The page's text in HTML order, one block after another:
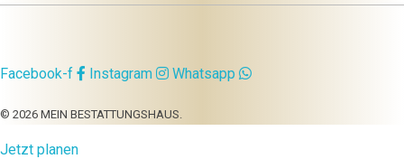
Facebook-f Instagram Whatsapp
© 2026 MEIN BESTATTUNGSHAUS.
Jetzt planen